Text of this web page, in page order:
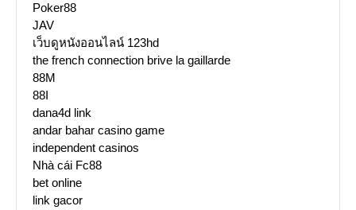
Poker88
JAV
เว็บดูหนังออนไลน์ 123hd
the french connection brive la gaillarde
88M
88I
dana4d link
andar bahar casino game
independent casinos
Nhà cái Fc88
bet online
link gacor